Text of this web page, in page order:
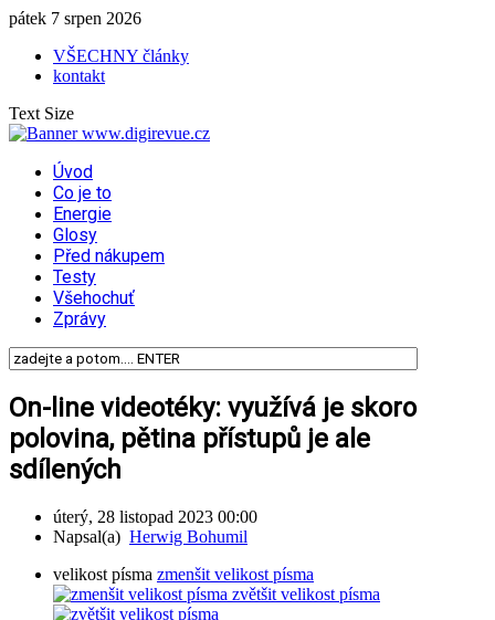
pátek 7 srpen 2026
VŠECHNY články
kontakt
Text Size
Úvod
Co je to
Energie
Glosy
Před nákupem
Testy
Všehochuť
Zprávy
On-line videotéky: využívá je skoro
polovina, pětina přístupů je ale
sdílených
úterý, 28 listopad 2023 00:00
Napsal(a) Herwig Bohumil
velikost písma zmenšit velikost písma
zvětšit velikost písma